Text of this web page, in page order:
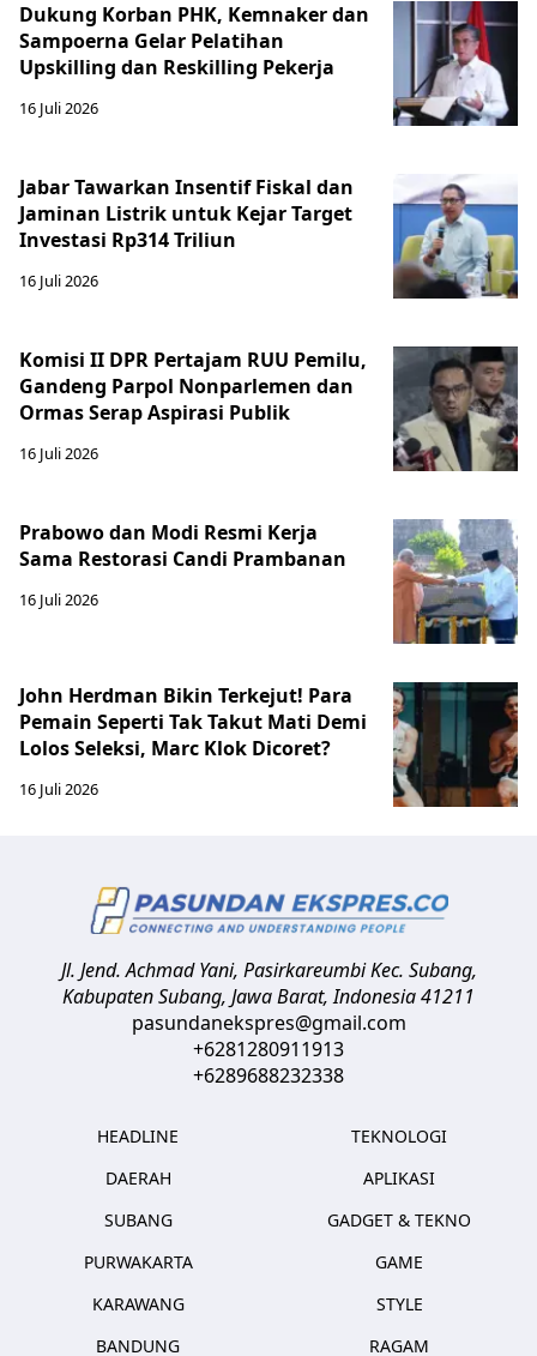
Dukung Korban PHK, Kemnaker dan
Sampoerna Gelar Pelatihan
Upskilling dan Reskilling Pekerja
16 Juli 2026
Jabar Tawarkan Insentif Fiskal dan
Jaminan Listrik untuk Kejar Target
Investasi Rp314 Triliun
16 Juli 2026
Komisi II DPR Pertajam RUU Pemilu,
Gandeng Parpol Nonparlemen dan
Ormas Serap Aspirasi Publik
16 Juli 2026
Prabowo dan Modi Resmi Kerja
Sama Restorasi Candi Prambanan
16 Juli 2026
John Herdman Bikin Terkejut! Para
Pemain Seperti Tak Takut Mati Demi
Lolos Seleksi, Marc Klok Dicoret?
16 Juli 2026
Jl. Jend. Achmad Yani, Pasirkareumbi Kec. Subang,
Kabupaten Subang, Jawa Barat,Indonesia41211
pasundanekspres@gmail.com
+6281280911913
+6289688232338
HEADLINE
DAERAH
SUBANG
PURWAKARTA
KARAWANG
BANDUNG
TEKNOLOGI
APLIKASI
GADGET & TEKNO
GAME
STYLE
RAGAM